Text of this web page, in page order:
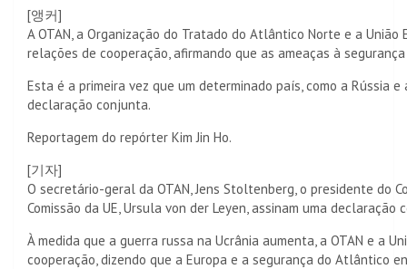
[앵커]
A OTAN, a Organização do Tratado do Atlântico Norte e a
relações de cooperação, afirmando que as ameaças à
Esta é a primeira vez que um determinado país, como a Rússia
declaração conjunta.
Reportagem do repórter Kim Jin Ho.
[기자]
O secretário-geral da OTAN, Jens Stoltenberg, o presidente do
Comissão da UE, Ursula von der Leyen, assinam uma declaração
À medida que a guerra russa na Ucrânia aumenta, a OTAN e a
cooperação, dizendo que a Europa e a segurança do Atlântico